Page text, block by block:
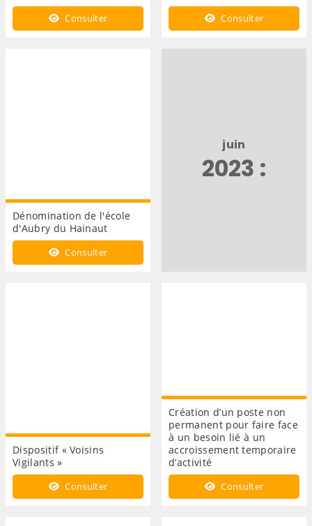
Consulter Consulter
Dénomination de l'école
d'Aubry du Hainaut
Consulter
juin
2023 :
Dispositif « Voisins
Vigilants »
Consulter
Création d’un poste non
permanent pour faire face
à un besoin lié à un
accroissement temporaire
d’activité
Consulter